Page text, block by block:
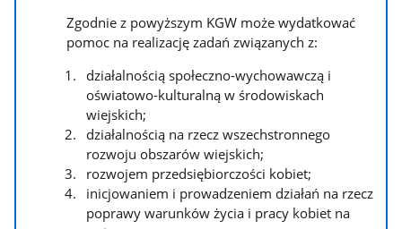
Zgodnie z powyższym KGW może wydatkować
pomoc na realizację zadań związanych z:
działalnością społeczno-wychowawczą i
oświatowo-kulturalną w środowiskach
wiejskich;
działalnością na rzecz wszechstronnego
rozwoju obszarów wiejskich;
rozwojem przedsiębiorczości kobiet;
inicjowaniem i prowadzeniem działań na rzecz
poprawy warunków życia i pracy kobiet na